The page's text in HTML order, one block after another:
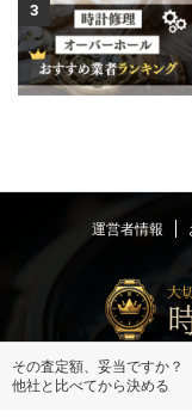
3
運営者情報
その査定額、妥当ですか？
他社と比べてから決める